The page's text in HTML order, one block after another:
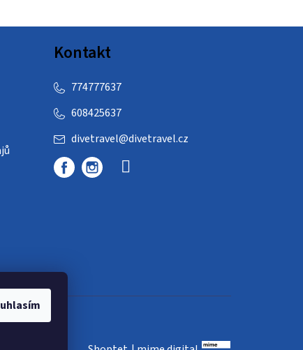
Kontakt
divetravel@divetravel.cz
608425637
774777637